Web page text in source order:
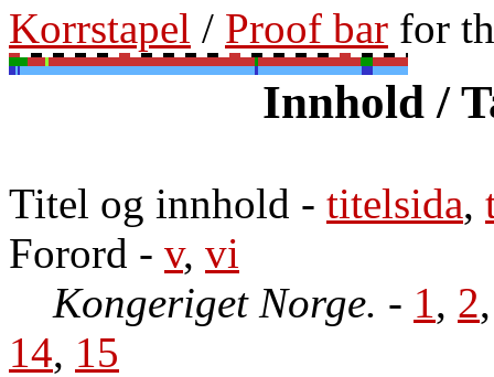
Korrstapel / Proof bar for
Innhold /
Titel og innhold - titelsida,
Forord - v, vi
Kongeriget Norge. - 1, 2
14, 15